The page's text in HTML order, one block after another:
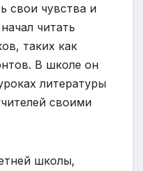
свои чувства и
читать
таких как
В школе он
литературы
своими
школы,